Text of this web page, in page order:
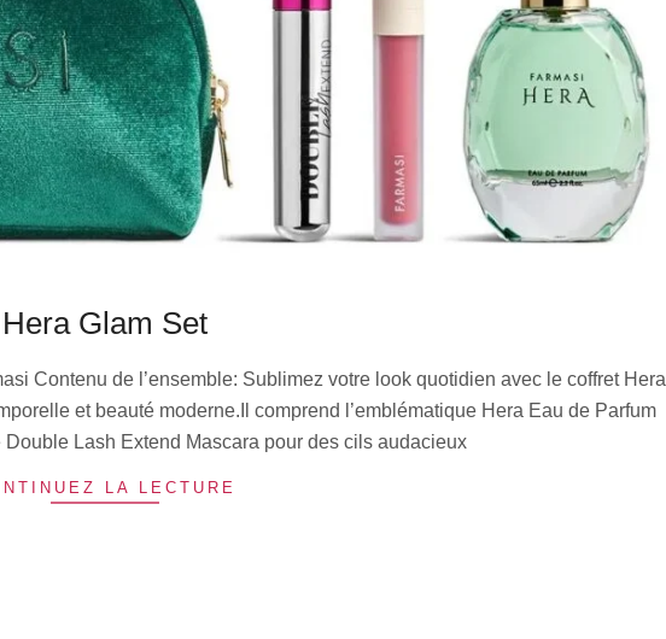
Hera Glam Set
Contenu de l’ensemble: Sublimez votre look quotidien avec le coffret Hera
et beauté moderne.Il comprend l’emblématique Hera Eau de Parfum
Lash Extend Mascara pour des cils audacieux
LA LECTURE